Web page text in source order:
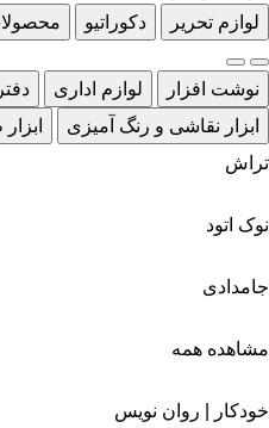
لوازم تحریر
دکوراتیو
نوشت افزار لوازم اداری
ابزار نقاشی و رنگ آمیزی
تراش
نوک اتود
جامدادی
مشاهده همه
خودکار | روان نویس